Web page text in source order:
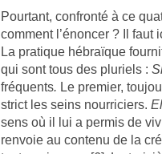
Pourtant, confronté à ce
comment l’énoncer ? Il faut
La pratique hébraïque
qui sont tous des pluriels :
fréquents. Le premier,
strict les seins nourriciers.
sens où il lui a permis de
renvoie au contenu de la